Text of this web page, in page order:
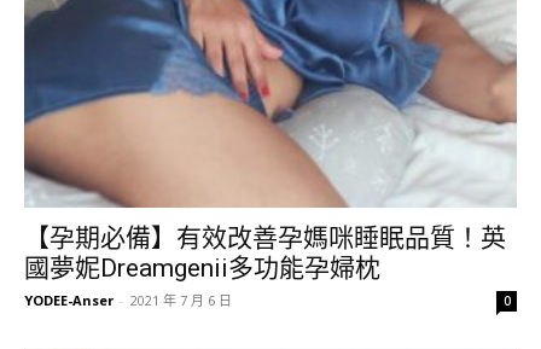
【孕期必備】有效改善孕媽咪睡眠品質！英
國夢妮Dreamgenii多功能孕婦枕
YODEE-Anser - 2021 年 7 月 6 日 0